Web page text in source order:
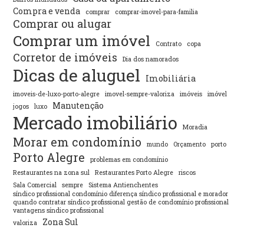
Compra e venda comprar comprar-imovel-para-familia
Comprar ou alugar
Comprar um imóvel Contrato copa
Corretor de imóveis Dia dos namorados
Dicas de aluguel Imobiliária
imoveis-de-luxo-porto-alegre imovel-sempre-valoriza imóveis
imóvel
jogos
luxo Manutenção
Mercado imobiliário Moradia
Morar em condomínio mundo Orçamento porto
Porto Alegre
problemas em condomínio
Restaurantes na zona sul
Restaurantes Porto Alegre
riscos
Sala Comercial
sempre
Sistema Antienchentes
síndico profissional condomínio diferença síndico profissional e morador
quando contratar síndico profissional gestão de condomínio profissional
vantagens síndico profissional
valoriza
Zona Sul